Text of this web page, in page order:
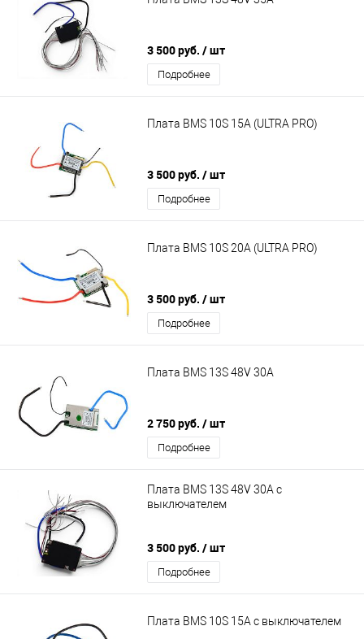
3 500 руб. / шт
Подробнее
Плата BMS 10S 15A (ULTRA PRO)
3 500 руб. / шт
Подробнее
Плата BMS 10S 20A (ULTRA PRO)
3 500 руб. / шт
Подробнее
Плата BMS 13S 48V 30A
2 750 руб. / шт
Подробнее
Плата BMS 13S 48V 30A с
выключателем
3 500 руб. / шт
Подробнее
Плата BMS 10S 15A с выключателем